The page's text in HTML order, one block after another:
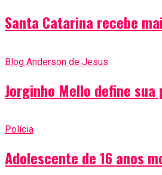
Santa Catarina recebe
Blog Anderson de Jesus
Jorginho Mello define
Polícia
Adolescente de 16 anos